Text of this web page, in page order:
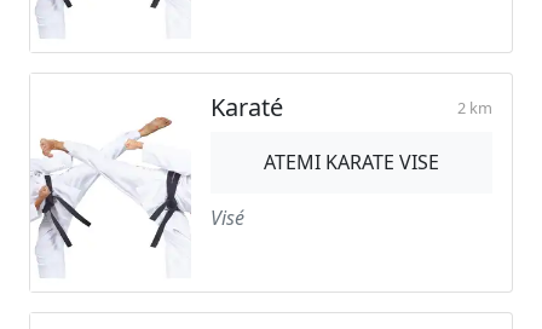
Karaté 2 km
ATEMI KARATE VISE
Visé